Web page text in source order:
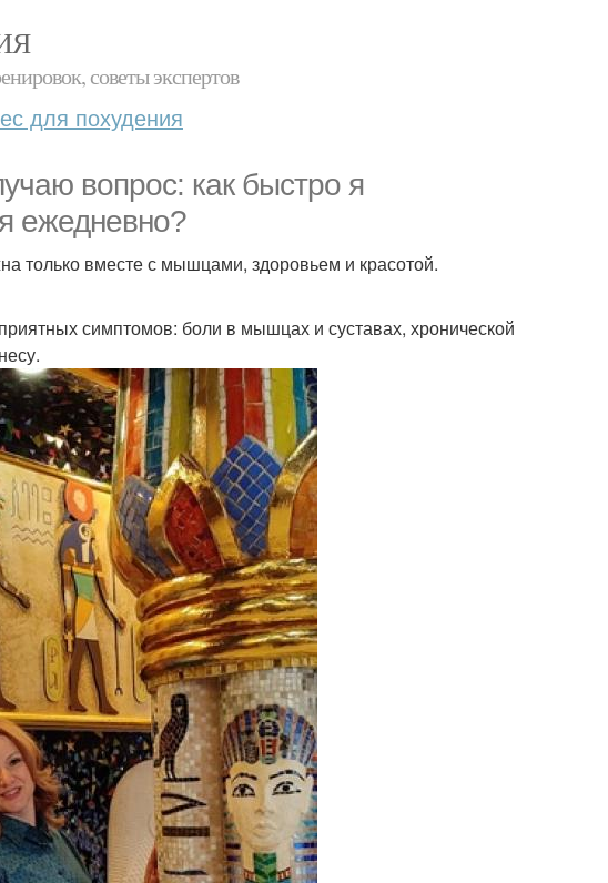
советы экспертов
для похудения
вопрос: как быстро я
ежедневно?
только вместе с мышцами, здоровьем и красотой.
симптомов: боли в мышцах и суставах, хронической